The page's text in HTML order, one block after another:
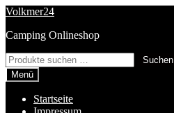
Zur
springen
Zum
springen
Volkmer24
Camping Onlineshop
Suchen
nach:
Suchen
Menü
Startseite